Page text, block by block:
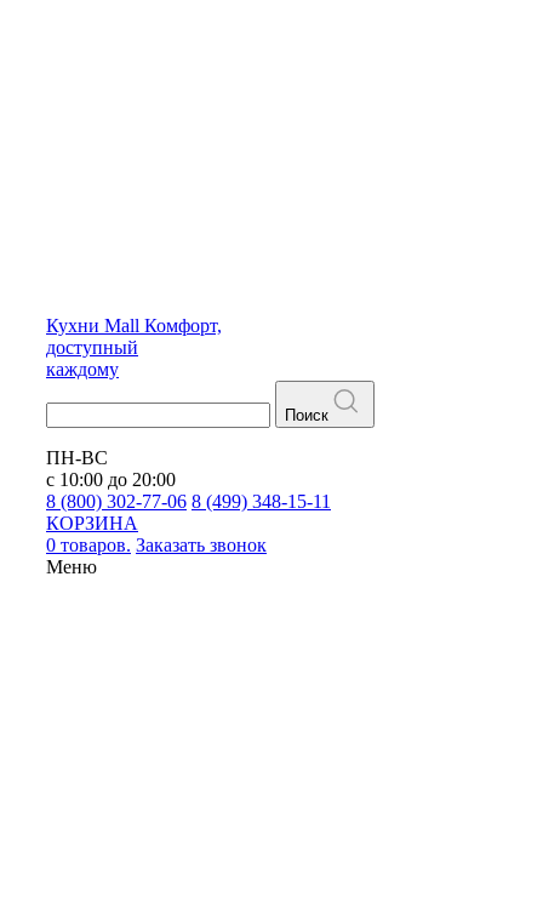
Кухни Mall Комфорт,
доступный
каждому
Поиск
ПН-ВС
с 10:00 до 20:00
8 (800) 302-77-06 8 (499) 348-15-11
КОРЗИНА
0 товаров. Заказать звонок
Меню